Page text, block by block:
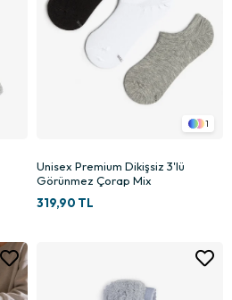
1
Unisex Premium Dikişsiz 3'lü
Görünmez Çorap Mix
319,90 TL